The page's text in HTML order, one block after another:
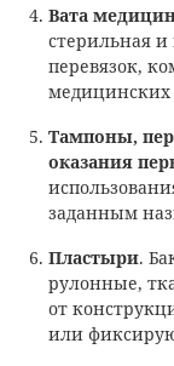
Вата
стерильная
перевязок,
медицинских
Тампоны,
оказания
заданным
Пластыри.
рулонные,
от
или